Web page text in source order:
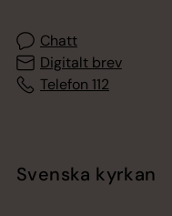
Chatt
Digitalt brev
Telefon 112
Svenska kyrkan